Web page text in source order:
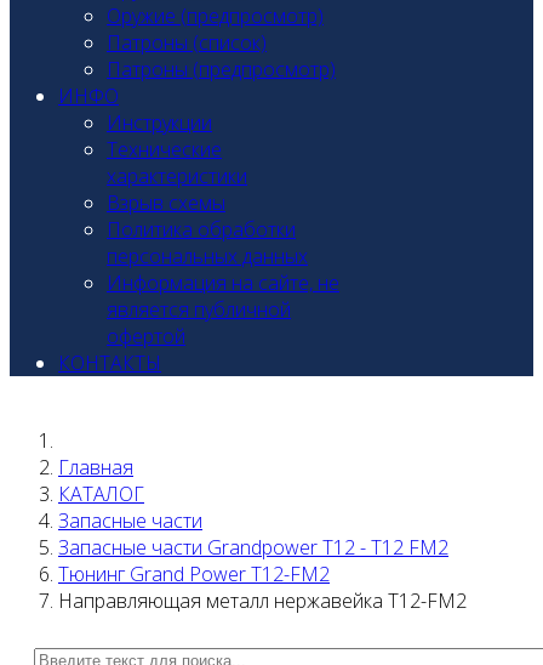
Оружие (предпросмотр)
Патроны (список)
Патроны (предпросмотр)
ИНФО
Инструкции
Технические
характеристики
Взрыв схемы
Политика обработки
персональных данных
Информация на сайте, не
является публичной
офертой
КОНТАКТЫ
Главная
КАТАЛОГ
Запасные части
Запасные части Grandpower T12 - T12 FM2
Тюнинг Grand Power T12-FM2
Направляющая металл нержавейка T12-FM2